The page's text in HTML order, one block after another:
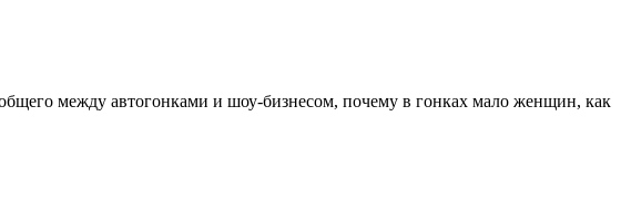
между автогонками и шоу-бизнесом, почему в гонках мало женщин, как